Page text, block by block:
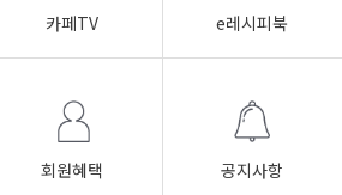
카페TV e레시피북
회원혜택 공지사항